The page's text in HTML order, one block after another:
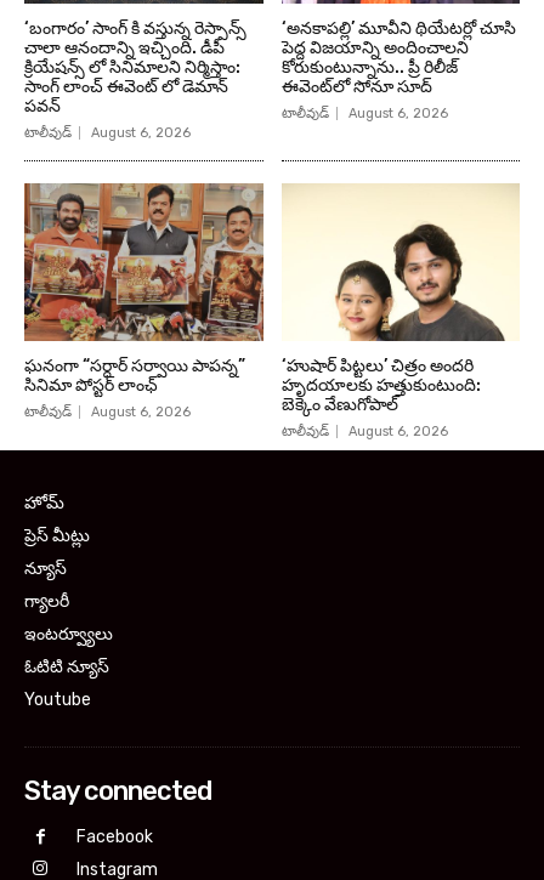
‘బంగారం’ సాంగ్ కి వస్తున్న రెస్పాన్స్
చాలా ఆనందాన్ని ఇచ్చింది. డీపీ
క్రియేషన్స్ లో సినిమాలని నిర్మిస్తాం:
సాంగ్ లాంచ్ ఈవెంట్ లో డెమాన్
పవన్
టాలీవుడ్ August 6, 2026
‘అనకాపల్లి’ మూవీని థియేటర్లో చూసి
పెద్ద విజయాన్ని అందించాలని
కోరుకుంటున్నాను.. ప్రీ రిలీజ్
ఈవెంట్‌లో సోనూ సూద్
టాలీవుడ్ August 6, 2026
ఘనంగా “సర్దార్ సర్వాయి పాపన్న”
సినిమా పోస్టర్ లాంఛ్
టాలీవుడ్ August 6, 2026
‘హుషార్‌ పిట్టలు’ చిత్రం అందరి
హృదయాలకు హత్తుకుంటుంది:
బెక్కెం వేణుగోపాల్‌
టాలీవుడ్ August 6, 2026
హోమ్
ప్రెస్ మీట్లు
న్యూస్
గ్యాలరీ
ఇంటర్వ్యూలు
ఓటిటి న్యూస్
Youtube
Stay connected
Facebook
Instagram